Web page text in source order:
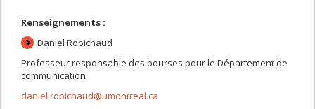
Renseignements :
Daniel Robichaud
Professeur responsable des bourses pour le Département de
communication
daniel.robichaud@umontreal.ca